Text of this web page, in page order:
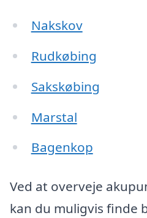
Nakskov
Rudkøbing
Sakskøbing
Marstal
Bagenkop
Ved at overveje
kan du muligvis finde